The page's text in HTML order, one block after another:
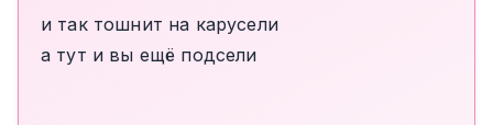
и так тошнит на карусели
а тут и вы ещё подсели